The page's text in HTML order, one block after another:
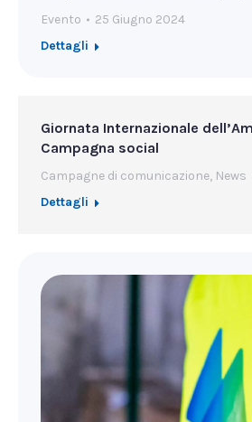
Evento
25 Giugno 2024
Dettagli
Giornata Internazionale
Campagna social
Campagne di comunicazione, News
Dettagli